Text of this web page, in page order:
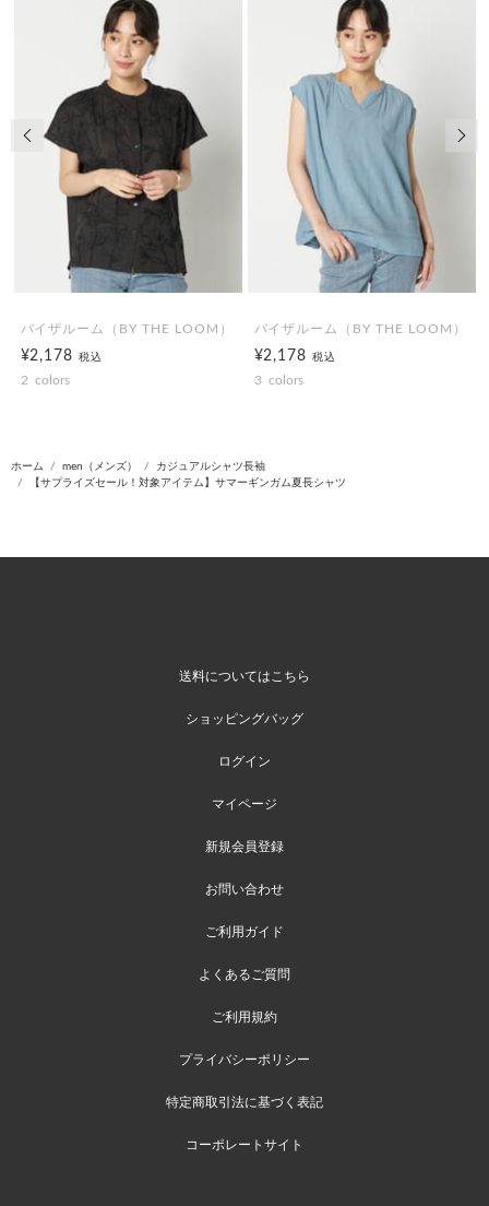
バイザルーム（BY THE LOOM）
¥2,178税込
2 colors
バイザルーム（BY THE LOOM）
¥2,178税込
3 colors
前の画像
ホーム men（メンズ）
カジュアルシャツ長袖
【サプライズセール！対象アイテム】サマーギンガム夏長シャツ
送料についてはこちら
ショッピングバッグ
ログイン
マイページ
新規会員登録
お問い合わせ
ご利用ガイド
よくあるご質問
ご利用規約
プライバシーポリシー
特定商取引法に基づく表記
コーポレートサイト